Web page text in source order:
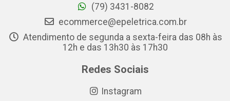
(79) 3431-8082
ecommerce@epeletrica.com.br
Atendimento de segunda a sexta-feira das 08h às
12h e das 13h30 às 17h30
Redes Sociais
Instagram